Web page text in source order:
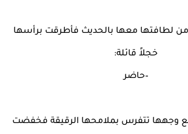
لطافتها معها بالحديث فأطرقت برأسها
خجلاً قائلة:
–حاضر
وجهها تتفرس بملامحها الرقيقة فخفضت